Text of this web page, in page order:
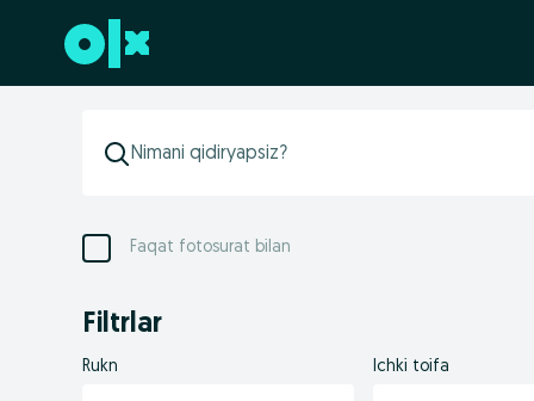
Futerga oʻtish
Faqat fotosurat bilan
Filtrlar
Rukn Ichki toifa